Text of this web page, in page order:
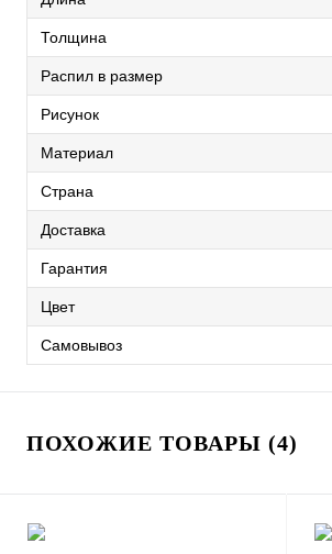
Толщина
Распил в размер
Рисунок
Материал
Страна
Доставка
Гарантия
Цвет
Самовывоз
ПОХОЖИЕ ТОВАРЫ (4)